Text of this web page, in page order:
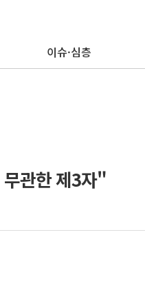
이슈·심층
관한 제3자"